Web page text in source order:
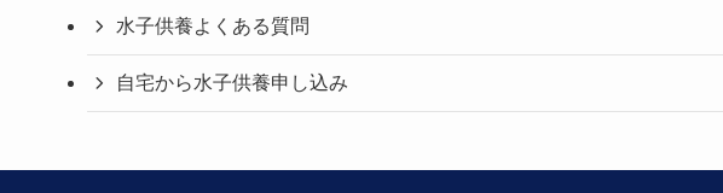
水子供養よくある質問
自宅から水子供養申し込み